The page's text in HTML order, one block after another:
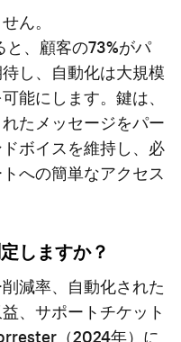
ん。
、顧客の73%がパ
し、自動化は大規模
能にします。鍵は、
たメッセージをパー
ボイスを維持し、必
への簡単なアクセス
しますか？
減率、自動化された
、サポートチケット
（2024年）に